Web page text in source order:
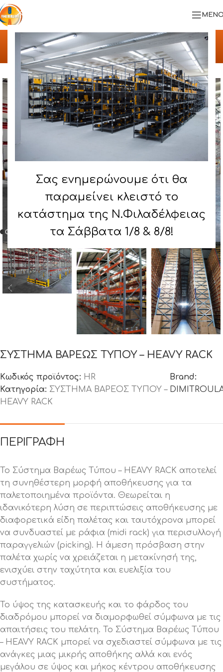
Σας ενημερώνουμε ότι θα
παραμείνει κλειστό το
κατάστημα της Ν.Φιλαδέλφειας
τα Σάββατα 1/8 & 8/8!
Αρχική σελίδα/ΠΡΟΪΟΝΤΑ/
ΣΥΣΤΗΜΑ ΒΑΡΕΟΣ ΤΥΠΟΥ – HEAVY RACK
ΣΥΣΤΗΜΑ ΒΑΡΕΩΣ ΤΥΠΟΥ – HEAVY RACK
Κωδικός προϊόντος: HR
Κατηγορία: ΣΥΣΤΗΜΑ ΒΑΡΕΟΣ ΤΥΠΟΥ –
HEAVY RACK
Brand:
ΠΕΡΙΓΡΑΦΉ
Το Σύστημα Βαρέως Τύπου – HEAVY RACK αποτελεί
τη συνηθέστερη μορφή αποθήκευσης για τα
παλετοποιημένα προϊόντα. Θεωρείται η
ιδανικότερη λύση σε περιπτώσεις αποθήκευσης με
διαφορετικά είδη παλέτας και ταυτόχρονα μπορεί
να συνδυαστεί με ράφια (midi rack) για περισυλλογή
παραγγελιών (picking). Η άμεση πρόσβαση στην
παλέτα χωρίς να χρειάζεται η μετακίνησή της,
ενισχύει στην ταχύτητα και ευελιξία του
συστήματος.
Το ύψος της κατασκευής και το φάρδος του
διαδρόμου μπορεί να διαμορφωθεί σύμφωνα με τις
απαιτήσεις του πελάτη. Το Σύστημα Βαρέως Τύπου
– HEAVY RACK μπορεί να σχεδιαστεί σύμφωνα με τις
ανάγκες μιας μικρής αποθήκης αλλά και ενός
μεγάλου σε ύψος και μήκος κέντρου αποθήκευσης